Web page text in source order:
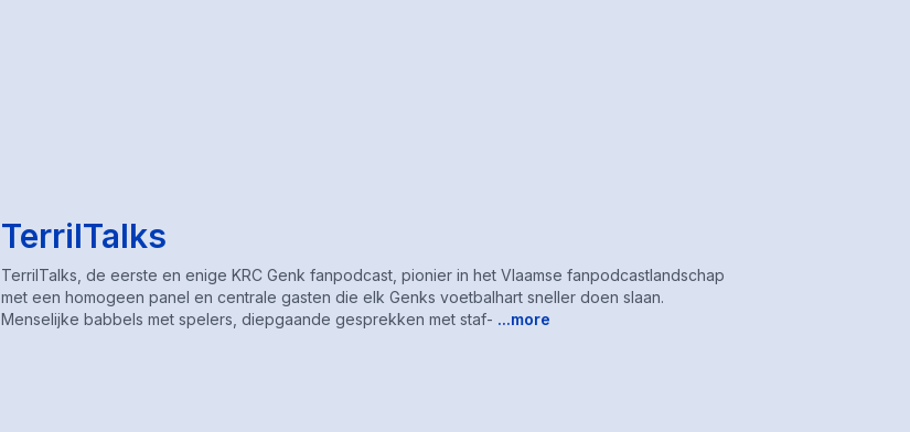
TerrilTalks
TerrilTalks, de eerste en enige KRC Genk fanpodcast, pionier in het Vlaamse fanpodcastlandschap
met een homogeen panel en centrale gasten die elk Genks voetbalhart sneller doen slaan.
Menselijke babbels met spelers, diepgaande gesprekken met staf- ...more